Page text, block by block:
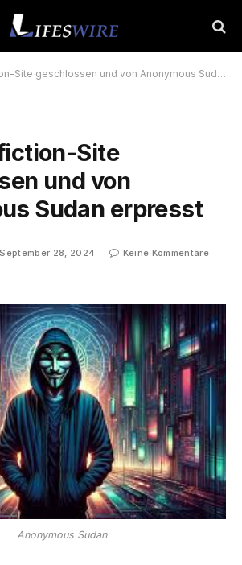
geschlossen und von Anonymous Sudan erpresst
Site
und von
Sudan erpresst
September 28, 2024
Keine Kommentare
Anonymous Sudan